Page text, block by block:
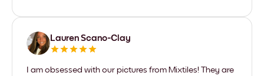
Lauren Scano-Clay
I am obsessed with our pictures from Mixtiles! They are